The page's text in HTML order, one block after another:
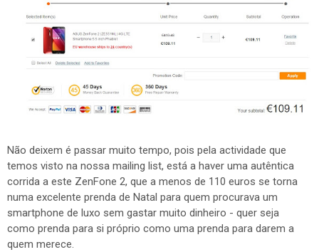
Não deixem é passar muito tempo, pois pela actividade que
temos visto na nossa mailing list, está a haver uma autêntica
corrida a este ZenFone 2, que a menos de 110 euros se torna
numa excelente prenda de Natal para quem procurava um
smartphone de luxo sem gastar muito dinheiro - quer seja
como prenda para si próprio como uma prenda para darem a
quem merece.